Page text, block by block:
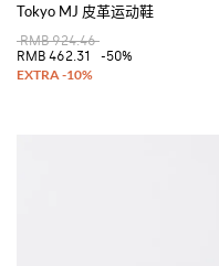
Tokyo MJ 皮革运动鞋
RMB 924.46
RMB 462.31
-50%